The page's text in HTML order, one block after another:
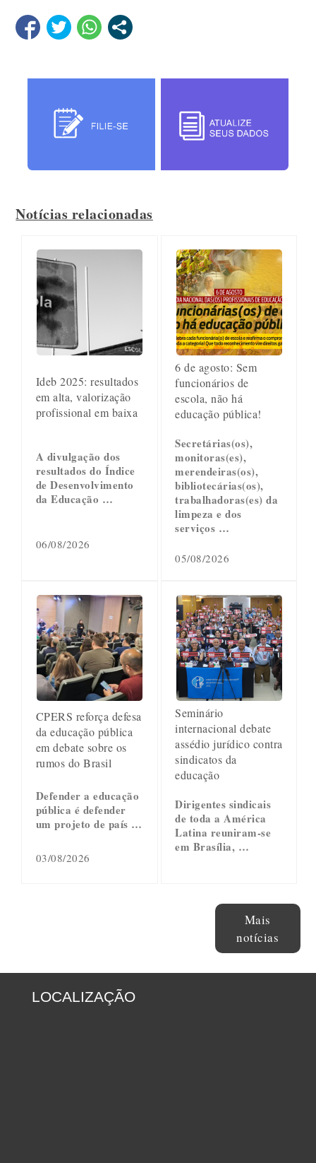
Notícias relacionadas
Ideb 2025: resultados
em alta, valorização
profissional em baixa
A divulgação dos
resultados do Índice
de Desenvolvimento
da Educação …
06/08/2026
6 de agosto: Sem
funcionários de
escola, não há
educação pública!
Secretárias(os),
monitoras(es),
merendeiras(os),
bibliotecárias(os),
trabalhadoras(es) da
limpeza e dos
serviços …
05/08/2026
CPERS reforça defesa
da educação pública
em debate sobre os
rumos do Brasil
Defender a educação
pública é defender
um projeto de país …
03/08/2026
Seminário
internacional debate
assédio jurídico contra
sindicatos da
educação
Dirigentes sindicais
de toda a América
Latina reuniram-se
em Brasília, …
Mais
notícias
LOCALIZAÇÃO